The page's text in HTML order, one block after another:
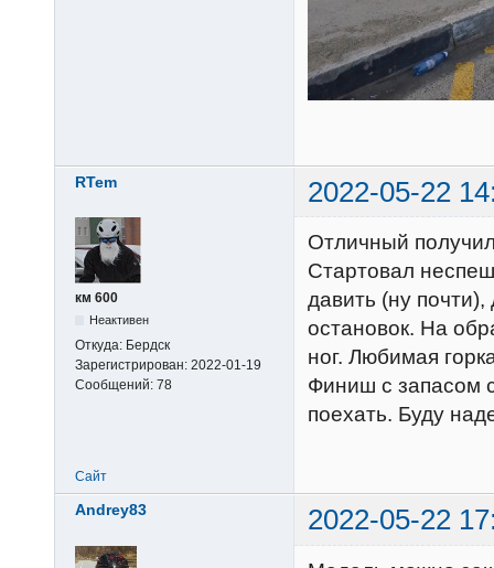
RTem 2022-05-22
км 600
Неактивен
Откуда: Бердск
Зарегистрирован: 2022-01-19
Сообщений: 78
Отличный
Стартовал
давить (ну
остановок. На
ног. Любимая
Финиш с запасом
поехать. Буду
Сайт
Andrey83 2022-05-22